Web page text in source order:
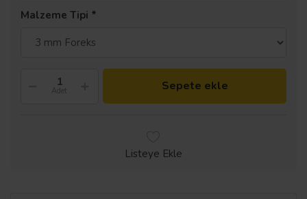
Malzeme Tipi
Adet Sepete ekle
Listeye Ekle